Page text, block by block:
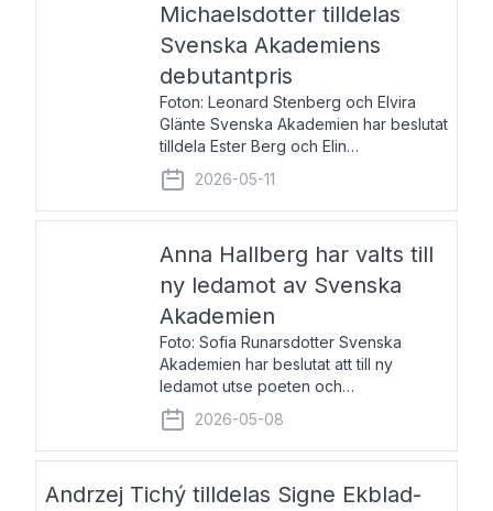
Michaelsdotter tilldelas
Svenska Akademiens
debutantpris
Foton: Leonard Stenberg och Elvira
Glänte Svenska Akademien har beslutat
tilldela Ester Berg och Elin
Michaelsdotter Svenska Akademiens
debutantpris för år 2026. Priset är
nyinstiftat och syftar till att lyfta fram
2026-05-11
Anna Hallberg har valts till
ny ledamot av Svenska
Akademien
Foto: Sofia Runarsdotter Svenska
Akademien har beslutat att till ny
ledamot utse poeten och
litteraturkritikern Anna Hallberg. Hon
efterträder poeten Tua Forsström på
stol 18 och kommer att ta sitt inträde vid
2026-05-08
Andrzej Tichý tilldelas Signe Ekblad-